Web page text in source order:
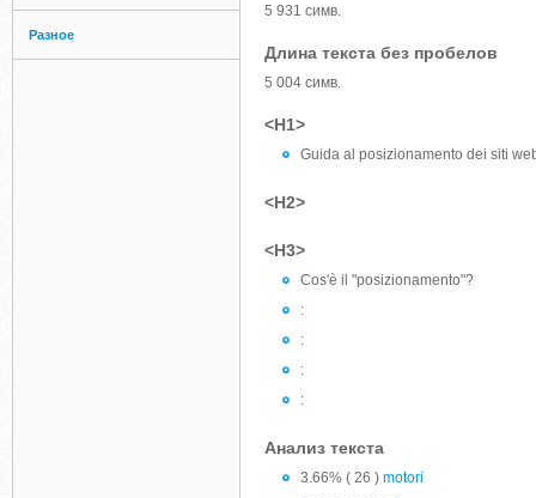
Разное
5 931 симв.
Длина текста без пробелов
5 004 симв.
<H1>
Guida al posizionamento dei siti
<H2>
<H3>
Cos'è il "posizionamento"?
:
:
:
:
Анализ текста
3.66% ( 26 ) motori